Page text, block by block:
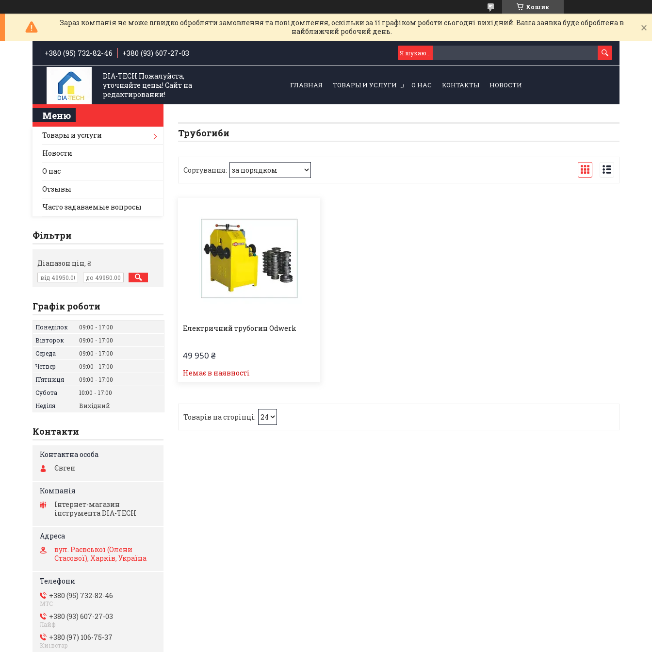
Кошик
Зараз компанія не може швидко обробляти замовлення та повідомлення, оскільки за її графіком роботи сьогодні вихідний. Ваша заявка буде оброблена в
найближчий робочий день.
+380 (95) 732-82-46 +380 (93) 607-27-03
DIA-TECH Пожалуйста,
уточняйте цены! Сайт на
редактировании!
ГЛАВНАЯ ТОВАРЫ И УСЛУГИ О НАС КОНТАКТЫ НОВОСТИ
Трубогиби
Електричний трубогин Odwerk
49 950 ₴
Немає в наявності
Товары и услуги
Новости
О нас
Отзывы
Часто задаваемые вопросы
Фільтри
Діапазон цін, ₴
Графік роботи
Понеділок 09:00
17:00
Вівторок
09:00
17:00
Середа
09:00
17:00
Четвер
09:00
17:00
Пʼятниця
09:00
17:00
Субота
10:00
17:00
Неділя
Вихідний
Контакти
Євген
Інтернет-магазин
інструмента DIA-TECH
вул. Раєвської (Олени
Стасової), Харків, Україна
+380 (95) 732-82-46
МТС
+380 (93) 607-27-03
Лайф
+380 (97) 106-75-37
Київстар